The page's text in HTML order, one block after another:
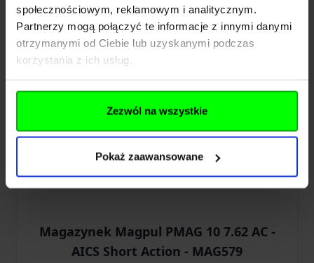
społecznościowym, reklamowym i analitycznym.
Partnerzy mogą połączyć te informacje z innymi danymi
otrzymanymi od Ciebie lub uzyskanymi podczas
korzystania z ich usług.
Zezwól na wszystkie
Pokaż zaawansowane
Dodaj do koszyka
Magazynek Magpul PMAG 10 7.62 AC -
AICS Short Action - MAG579